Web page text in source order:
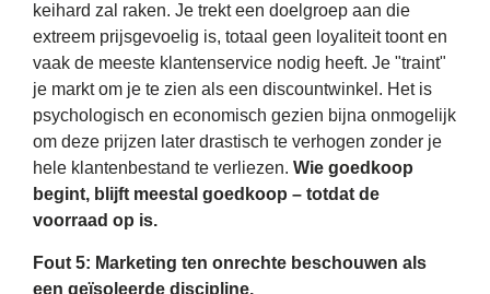
keihard zal raken. Je trekt een doelgroep aan die
extreem prijsgevoelig is, totaal geen loyaliteit toont en
vaak de meeste klantenservice nodig heeft. Je "traint"
je markt om je te zien als een discountwinkel. Het is
psychologisch en economisch gezien bijna onmogelijk
om deze prijzen later drastisch te verhogen zonder je
hele klantenbestand te verliezen. Wie goedkoop
begint, blijft meestal goedkoop – totdat de
voorraad op is.
Fout 5: Marketing ten onrechte beschouwen als
een geïsoleerde discipline.